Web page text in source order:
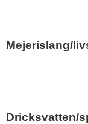
Mejerislang/
Dricksvatten/